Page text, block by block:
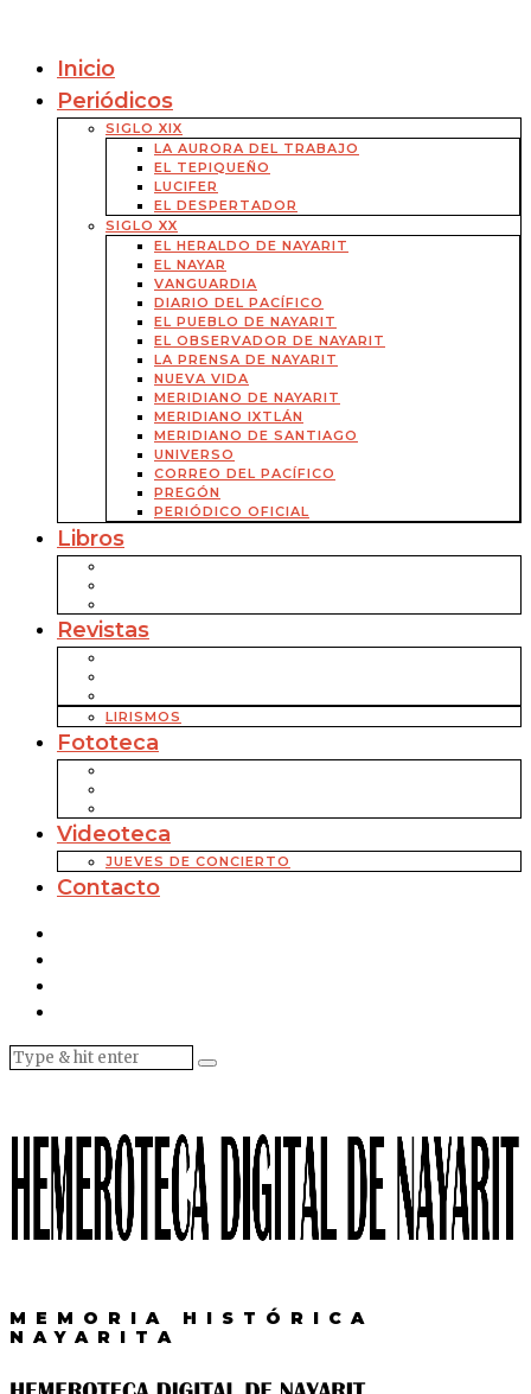
Inicio
Periódicos
SIGLO XIX
LA AURORA DEL TRABAJO
EL TEPIQUEÑO
LUCIFER
EL DESPERTADOR
SIGLO XX
EL HERALDO DE NAYARIT
EL NAYAR
VANGUARDIA
DIARIO DEL PACÍFICO
EL PUEBLO DE NAYARIT
EL OBSERVADOR DE NAYARIT
LA PRENSA DE NAYARIT
NUEVA VIDA
MERIDIANO DE NAYARIT
MERIDIANO IXTLÁN
MERIDIANO DE SANTIAGO
UNIVERSO
CORREO DEL PACÍFICO
PREGÓN
PERIÓDICO OFICIAL
Libros
Revistas
LIRISMOS
Fototeca
Videoteca
JUEVES DE CONCIERTO
Contacto
MEMORIA HISTÓRICA
NAYARITA